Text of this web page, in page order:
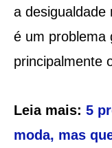
a desigualdade
é um problema
principalmente
Leia mais: 5
moda, mas